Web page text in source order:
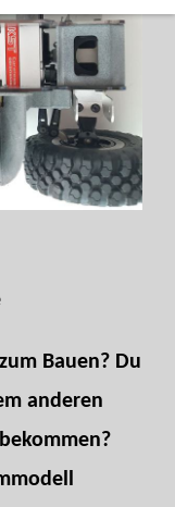
Bauen? Du
anderen